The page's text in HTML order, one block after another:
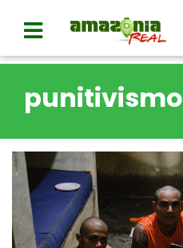
punitivismo